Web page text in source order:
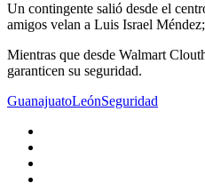
Un contingente salió desde el
amigos velan a Luis Israel
Mientras que desde Walmart
garanticen su seguridad.
GuanajuatoLeónSeguridad